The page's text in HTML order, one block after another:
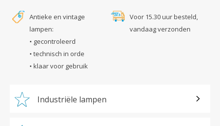
Antieke en vintage
lampen:
• gecontroleerd
• technisch in orde
• klaar voor gebruik
Voor 15.30 uur besteld,
vandaag verzonden
Industriële lampen